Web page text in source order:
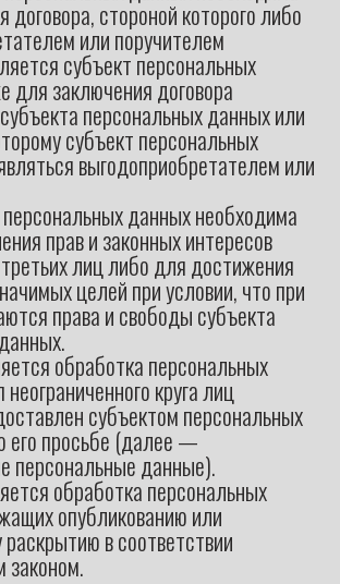
договора, стороной которого либо
или поручителем
субъект персональных
для заключения договора
персональных данных или
субъект персональных
выгодоприобретателем или
данных необходима
прав и законных интересов
лиц либо для достижения
целей при условии, что при
права и свободы субъекта
обработка персональных
круга лиц
субъектом персональных
его просьбе (далее —
персональные данные).
обработка персональных
опубликованию или
в соответствии